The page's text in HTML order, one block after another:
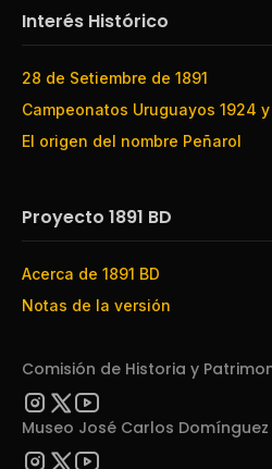
Interés Histórico
28 de Setiembre de 1891
Campeonatos Uruguayos 1924 y
El origen del nombre Peñarol
Proyecto 1891 BD
Acerca de 1891 BD
Notas de la versión
Comisión de Historia y
Museo José Carlos Domínguez